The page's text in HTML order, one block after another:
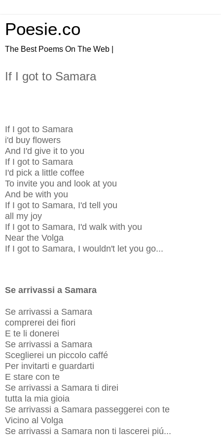
Poesie.co
The Best Poems On The Web |
If I got to Samara
If I got to Samara
i'd buy flowers
And I'd give it to you
If I got to Samara
I'd pick a little coffee
To invite you and look at you
And be with you
If I got to Samara, I'd tell you
all my joy
If I got to Samara, I'd walk with you
Near the Volga
If I got to Samara, I wouldn't let you go...
Se arrivassi a Samara
Se arrivassi a Samara
comprerei dei fiori
E te li donerei
Se arrivassi a Samara
Sceglierei un piccolo caffé
Per invitarti e guardarti
E stare con te
Se arrivassi a Samara ti direi
tutta la mia gioia
Se arrivassi a Samara passeggerei con te
Vicino al Volga
Se arrivassi a Samara non ti lascerei piú...